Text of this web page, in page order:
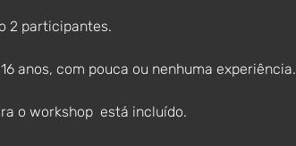
2 participantes.
anos, com pouca ou nenhuma experiência.
o workshop  está incluído.